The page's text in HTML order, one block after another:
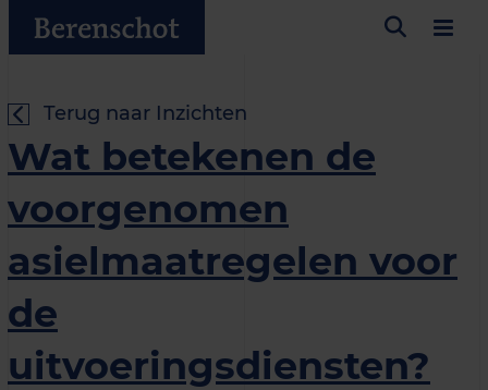
Terug naar Inzichten
Wat betekenen de
voorgenomen
asielmaatregelen voor
de
uitvoeringsdiensten?